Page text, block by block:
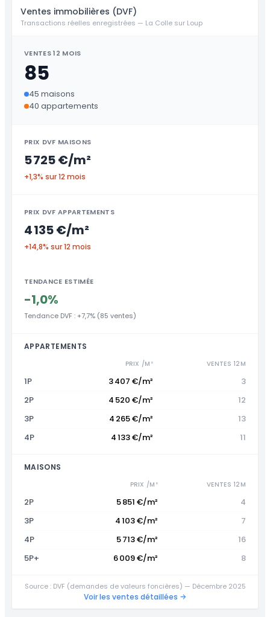
Ventes immobilières (DVF)
Transactions réelles enregistrées — La Colle sur Loup
VENTES 12 MOIS
85
45 maisons
40 appartements
PRIX DVF MAISONS
5 725 €/m²
+1,3% sur 12 mois
PRIX DVF APPARTEMENTS
4 135 €/m²
+14,8% sur 12 mois
TENDANCE ESTIMÉE
-1,0%
Tendance DVF : +7,7% (85 ventes)
APPARTEMENTS
PRIX /M² VENTES 12M
1P 3 407 €/m²
3
2P
4 520 €/m²
12
3P
4 265 €/m²
13
4P
4 133 €/m² 11
MAISONS
PRIX /M² VENTES 12M
2P 5 851 €/m²
4
3P
4 103 €/m²
7
4P
5 713 €/m²
16
5P+
6 009 €/m² 8
Source : DVF (demandes de valeurs foncières) — Décembre 2025
Voir les ventes détaillées →